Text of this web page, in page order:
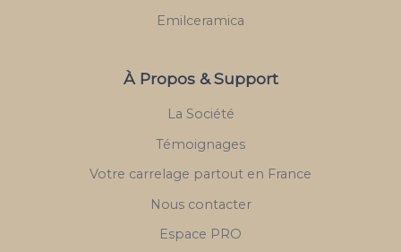
Emilceramica
À Propos & Support
La Société
Témoignages
Votre carrelage partout en France
Nous contacter
Espace PRO